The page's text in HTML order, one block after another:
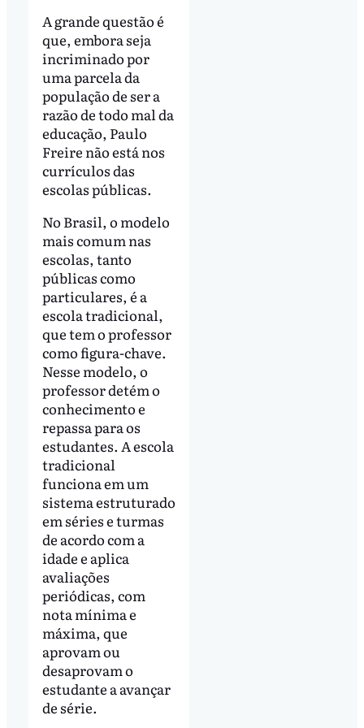
A grande questão é
que, embora seja
incriminado por
uma parcela da
população de ser a
razão de todo mal da
educação, Paulo
Freire não está nos
currículos das
escolas públicas.
No Brasil, o modelo
mais comum nas
escolas, tanto
públicas como
particulares, é a
escola tradicional,
que tem o professor
como figura-chave.
Nesse modelo, o
professor detém o
conhecimento e
repassa para os
estudantes. A escola
tradicional
funciona em um
sistema estruturado
em séries e turmas
de acordo com a
idade e aplica
avaliações
periódicas, com
nota mínima e
máxima, que
aprovam ou
desaprovam o
estudante a avançar
de série.